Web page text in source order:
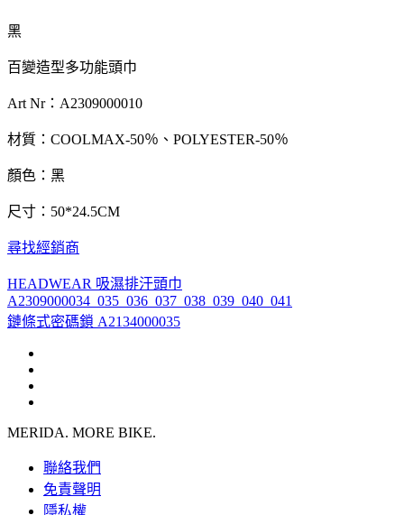
黑
百變造型多功能頭巾
Art Nr：A2309000010
材質：COOLMAX-50％、POLYESTER-50％
顏色：黑
尺寸：50*24.5CM
尋找經銷商
HEADWEAR 吸濕排汗頭巾
A2309000034_035_036_037_038_039_040_041
鏈條式密碼鎖 A2134000035
MERIDA. MORE BIKE.
聯絡我們
免責聲明
隱私權